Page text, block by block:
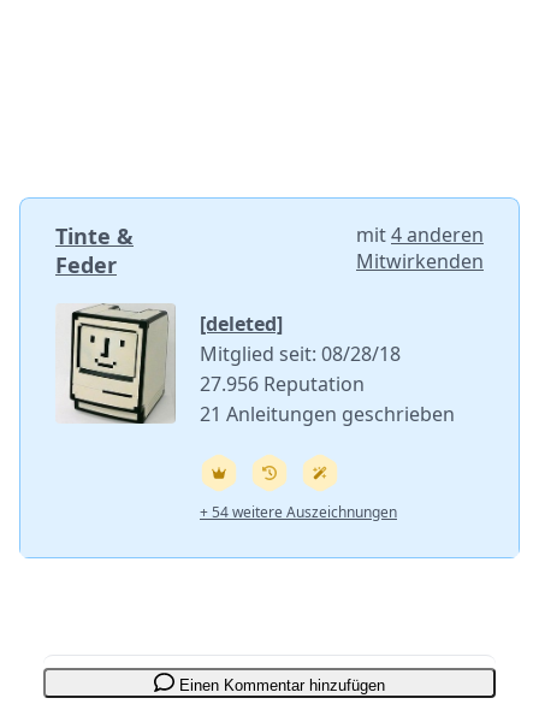
Tinte &
Feder
mit4 anderen
Mitwirkenden
[deleted]
Mitglied seit: 08/28/18
27.956 Reputation
21 Anleitungen geschrieben
+ 54 weitere Auszeichnungen
Einen Kommentar hinzufügen